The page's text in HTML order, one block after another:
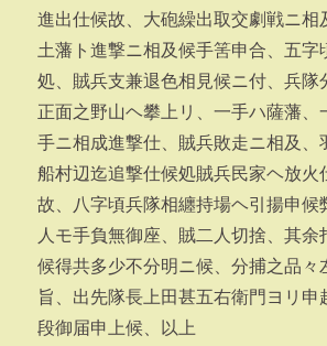
進出仕候故、大砲繰出取交劇戦ニ相
土藩ト進撃ニ相及候手筈申合、五字
処、賊兵支兼退色相見候ニ付、兵隊
正面之野山ヘ攀上リ、一手ハ薩藩、
手ニ相成進撃仕、賊兵敗走ニ相及、
船村辺迄追撃仕候処賊兵民家ヘ放火
故、八字頃兵隊相纏持場ヘ引揚申候
人モ手負無御座、賊二人切捨、其余
候得共多少不分明ニ候、分捕之品々
旨、出先隊長上田甚五右衛門ヨリ申
段御届申上候、以上